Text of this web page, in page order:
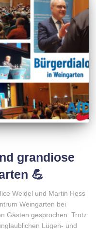
grandiose
💪
Weidel und Martin Hess
Weingarten bei
Gästen gesprochen. Trotz
Lügen- und